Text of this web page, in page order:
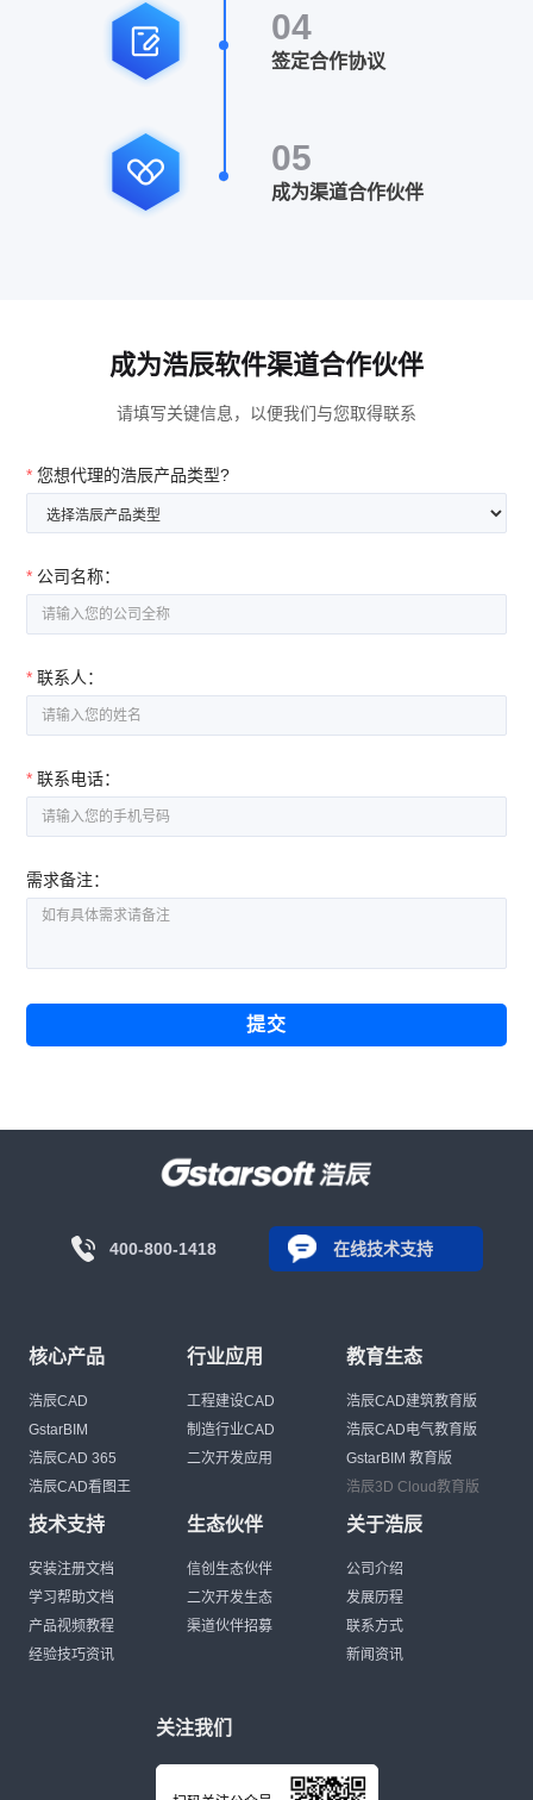
04
签定合作协议
05
成为渠道合作伙伴
成为浩辰软件渠道合作伙伴
请填写关键信息，以便我们与您取得联系
* 您想代理的浩辰产品类型?
* 公司名称：
* 联系人：
* 联系电话：
需求备注：
提交
400-800-1418 在线技术支持
核心产品
浩辰CAD
GstarBIM
浩辰CAD 365
浩辰CAD看图王
行业应用
工程建设CAD
制造行业CAD
二次开发应用
教育生态
浩辰CAD建筑教育版
浩辰CAD电气教育版
GstarBIM 教育版
浩辰3D Cloud教育版
技术支持
安装注册文档
学习帮助文档
产品视频教程
经验技巧资讯
生态伙伴
信创生态伙伴
二次开发生态
渠道伙伴招募
关于浩辰
公司介绍
发展历程
联系方式
新闻资讯
关注我们